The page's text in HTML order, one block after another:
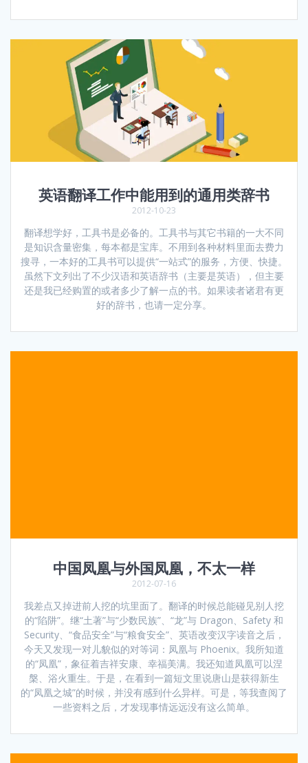
英语翻译工作中能用到的通用类辞书
2012-10-23
翻译想学好，工具书是必备的。工具书与其它书籍的一大不同
是知识含量密集，每本都是宝库。不用到各种材料里面去费力
搜寻，一本好的工具书可以提供“一站式”的服务，方便、快捷。
虽然下文列出了不少汉语和英语辞书（主要是英语），但主要
还是我已经购置的或者多少了解一点的书。如果读者诸君有更
好的辞书，也请一定分享。
中国凤凰与外国凤凰，不太一样
2012-07-16
我差点又掉进前人挖的坑里面了。翻译的时候总能碰见别人挖
的“陷阱”。继“土著”与“少数民族”、“龙”与 Dragon、Safety 和
Security、“食品安全”与“粮食安全”、英语改变汉字读音之后，
今天又发现一对儿貌似的对等词：凤凰与 Phoenix。我所知道
的“凤凰”，象征着吉祥安康、幸福美满。我还知道凤凰可以涅
槃、浴火重生。于是，在看到一篇短文里说唐山是获得新生
的“凤凰之城”的时候，并没有感到什么异样。可是，等我查阅了
一些资料之后，才发现事情远远没有这么简单。